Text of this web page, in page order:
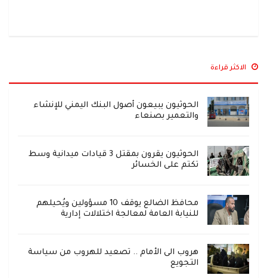
الاكثر قراءة
الحوثيون يبيعون أصول البنك اليمني للإنشاء
والتعمير بصنعاء
الحوثيون يقرون بمقتل 3 قيادات ميدانية وسط
تكتم على الخسائر
محافظ الضالع يوقف 10 مسؤولين ويُحيلهم
للنيابة العامة لمعالجة اختلالات إدارية
هروب الى الأمام .. تصعيد للهروب من سياسة
التجويع